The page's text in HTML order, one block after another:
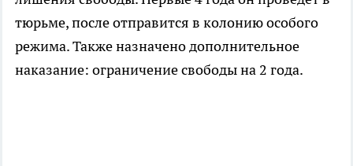
тюрьме, после отправится в колонию особого
режима. Также назначено дополнительное
наказание: ограничение свободы на 2 года.